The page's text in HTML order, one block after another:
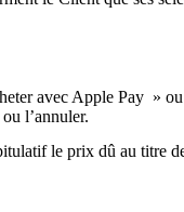
avec Apple Pay »
l’annuler.
le prix dû au titre